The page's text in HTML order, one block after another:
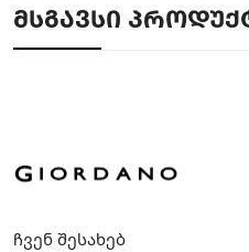
ᲛᲡᲒᲐᲕᲡᲘ
ჩვენ შესახებ